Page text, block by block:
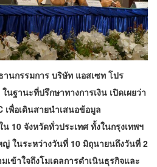
นกรรมการ บริษัท แอสเซท โปร
นฐานะที่ปรึกษาทางการเงิน เปิดเผยว่า
เพื่อเดินสายนำเสนอข้อมูล
10 จังหวัดทั่วประเทศ ทั้งในกรุงเทพฯ
ญ่ ในระหว่างวันที่ 10 มิถุนายนถึงวันที่ 2
เข้าใจถึงโมเดลการดำเนินธุรกิจและ